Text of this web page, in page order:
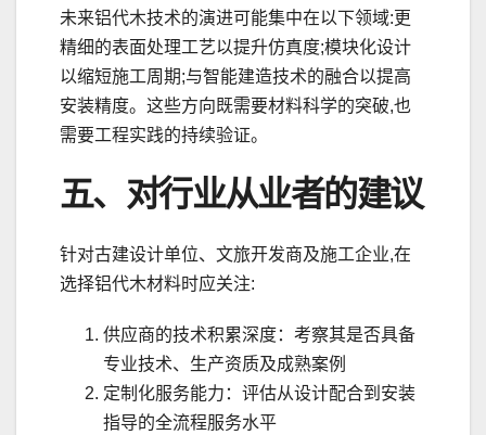
未来铝代木技术的演进可能集中在以下领域:更
精细的表面处理工艺以提升仿真度;模块化设计
以缩短施工周期;与智能建造技术的融合以提高
安装精度。这些方向既需要材料科学的突破,也
需要工程实践的持续验证。
五、对行业从业者的建议
针对古建设计单位、文旅开发商及施工企业,在
选择铝代木材料时应关注:
供应商的技术积累深度：考察其是否具备
专业技术、生产资质及成熟案例
定制化服务能力：评估从设计配合到安装
指导的全流程服务水平